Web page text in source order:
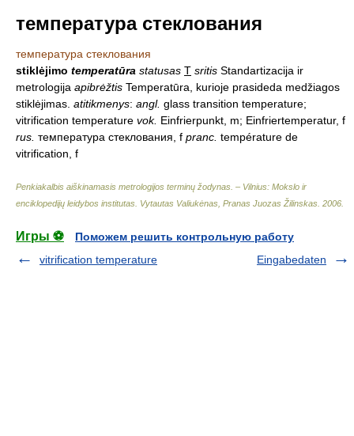
температура стеклования
температура стеклования
stiklėjimo temperatūra statusas T sritis Standartizacija ir
metrologija apibrėžtis Temperatūra, kurioje prasideda medžiagos
stiklėjimas. atitikmenys: angl. glass transition temperature;
vitrification temperature vok. Einfrierpunkt, m; Einfriertemperatur, f
rus. температура стеклования, f pranc. température de
vitrification, f
Penkiakalbis aiškinamasis metrologijos terminų žodynas. – Vilnius: Mokslo ir
enciklopedijų leidybos institutas Vytautas Valiukėnas, Pranas Juozas Žilinskas 2006
Игры ⚽
Поможем решить контрольную работу
vitrification temperature
Eingabedaten